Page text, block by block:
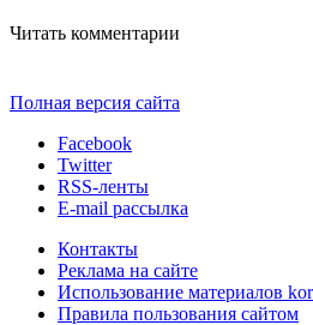
Читать комментарии
Полная версия сайта
Facebook
Twitter
RSS-ленты
E-mail рассылка
Контакты
Реклама на сайте
Использование материалов
Правила пользования сайтом